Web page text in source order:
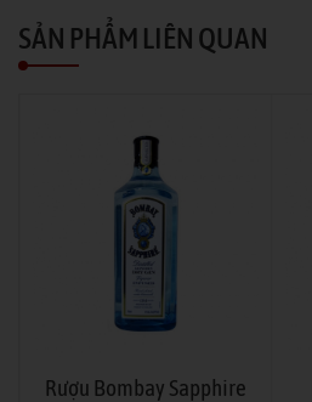
SẢN PHẨM LIÊN QUAN
Rượu Bombay Sapphire